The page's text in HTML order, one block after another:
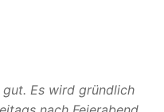
Es wird gründlich